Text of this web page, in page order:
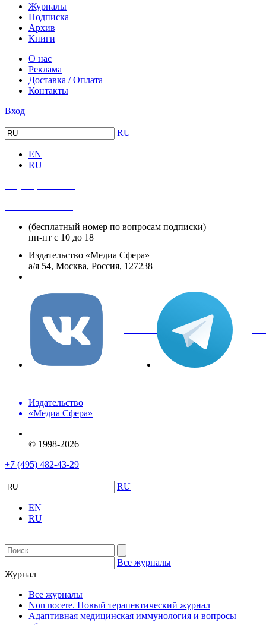
Журналы
Подписка
Архив
Книги
О нас
Реклама
Доставка / Оплата
Контакты
Вход
RU
EN
RU
(бесплатный номер по вопросам подписки)
пн-пт с 10 до 18
Издательство «Медиа Сфера»
а/я 54, Москва, Россия, 127238
вКонтакте
Издательство
«Медиа Сфера»
© 1998-2026
+7 (495) 482-43-29
RU
EN
RU
Все журналы
Журнал
Все журналы
Non nocere. Новый терапевтический журнал
Адаптивная медицинская иммунология и вопросы